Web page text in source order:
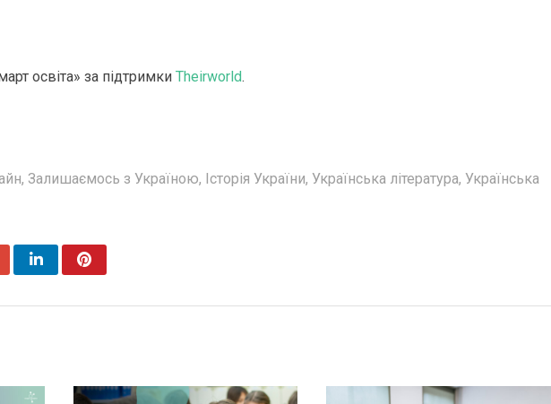
освіта» за підтримки Theirworld.
, Залишаємось з Україною, Історія України, Українська література, Українська